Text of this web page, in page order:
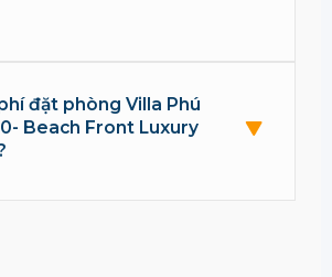
đặt phòng Villa Phú
Beach Front Luxury